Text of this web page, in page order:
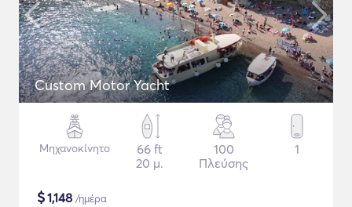
Custom Motor Yacht
Μηχανοκίνητο
66 ft
20 μ.
100
Πλεύσης
1
$1,148 /ημέρα